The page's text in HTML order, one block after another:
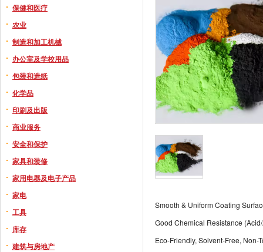
保健和医疗
农业
制造和加工机械
办公室及学校用品
包装和造纸
化学品
印刷及出版
商业服务
安全和保护
家具和装修
家用电器及电子产品
家电
工具
库存
建筑与房地产
Smooth & Uniform Coating
Good Chemical Resistance
Eco-Friendly, Solvent-Free, Non-